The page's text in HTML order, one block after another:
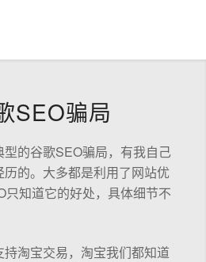
SEO骗局
的谷歌SEO骗局，有我自己
的。大多都是利用了网站优
只知道它的好处，具体细节不
淘宝交易，淘宝我们都知道